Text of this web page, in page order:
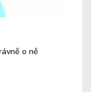
o ně